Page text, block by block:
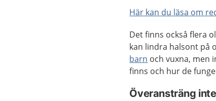
Här kan du läsa om
Det finns också flera
kan lindra halsont på
barn och vuxna, men
finns och hur de
Överansträng